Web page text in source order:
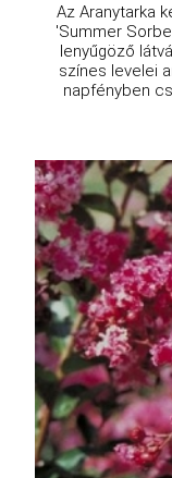
Az Aranytarka
'Summer
lenyűgöző
színes levelei
napfényben